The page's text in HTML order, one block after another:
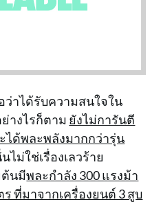
าได้รับความสนใจใน
างไรก็ตาม ยังไม่การันตี
ได้พละพลังมากกว่ารุ่น
ไม่ใช่เรื่องเลวร้าย
ต้นมีพละกำลัง 300 แรงม้า
ที่มาจากเครื่องยนต์ 3 สูบ